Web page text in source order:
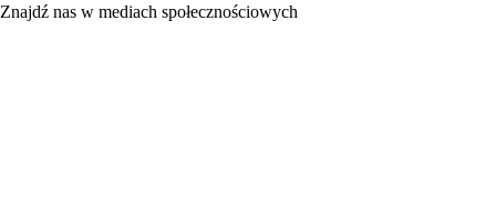
Znajdź nas w mediach społecznościowych